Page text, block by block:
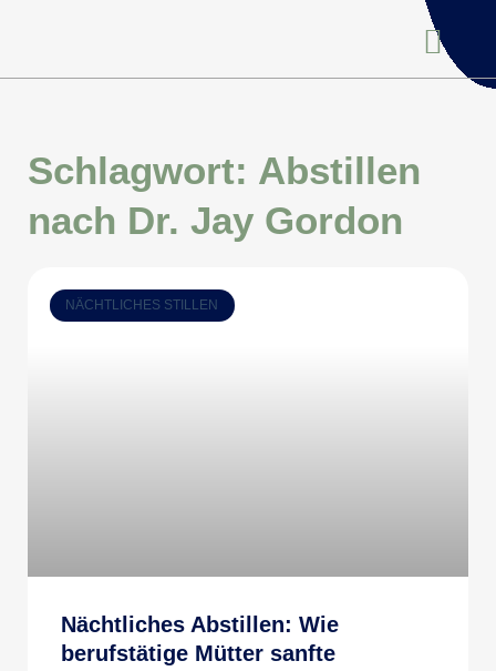
Schlagwort: Abstillen
nach Dr. Jay Gordon
NÄCHTLICHES STILLEN
Nächtliches Abstillen: Wie
berufstätige Mütter sanfte